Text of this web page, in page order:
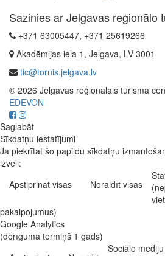
Sazinies ar Jelgavas reģionālo
+371 63005447, +371 25619266
Akadēmijas iela 1, Jelgava, LV-3001
tic@tornis.jelgava.lv
© 2026 Jelgavas reģionālais tūrisma
EDEVON
Saglabāt
Sīkdatņu iestatījumi
Ja piekrītat šo papildu sīkdatņu
izvēli:
Apstiprināt visas
Noraidīt visas
pakalpojumus)
Google Analytics
(derīguma termiņš 1 gads)
Sociālo